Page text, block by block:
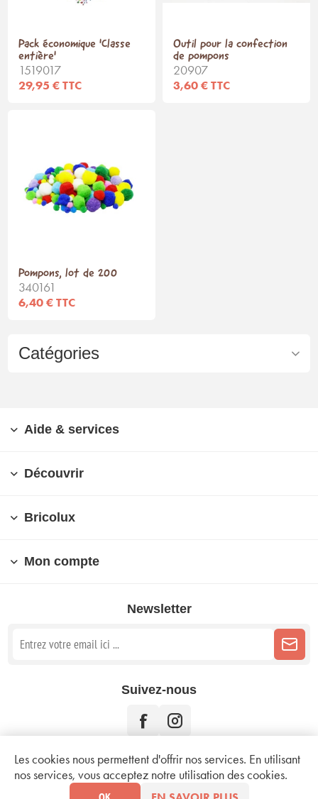
Catégories
Pack économique 'Classe
entière'
1519017
29,95 € TTC
Outil pour la confection
de pompons
20907
3,60 € TTC
Pompons, lot de 200
340161
6,40 € TTC
Aide & services
Découvrir
Bricolux
Mon compte
Newsletter
Suivez-nous
Copyright © 2026 Bricolux. Tous droits réservés.
Les cookies nous permettent d'offrir nos services. En utilisant
nos services, vous acceptez notre utilisation des cookies.